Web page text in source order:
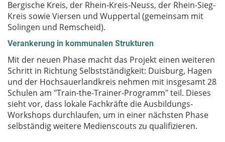
Bergische Kreis, der Rhein-Kreis-Neuss, der Rhein-Sieg-
Kreis sowie Viersen und Wuppertal (gemeinsam mit
Solingen und Remscheid).
Verankerung in kommunalen Strukturen
Mit der neuen Phase macht das Projekt einen weiteren
Schritt in Richtung Selbstständigkeit: Duisburg, Hagen
und der Hochsauerlandkreis nehmen mit insgesamt 28
Schulen am "Train-the-Trainer-Programm" teil. Dieses
sieht vor, dass lokale Fachkräfte die Ausbildungs-
Workshops durchlaufen, um in einer nächsten Phase
selbständig weitere Medienscouts zu qualifizieren.